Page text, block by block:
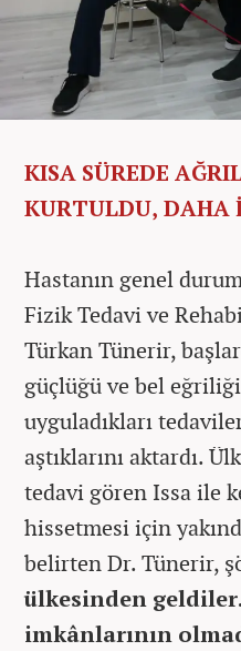
KISA SÜREDE
KURTULDU, DAHA
Hastanın genel
Fizik Tedavi ve
Türkan Tünerir,
güçlüğü ve bel
uyguladıkları
aştıklarını aktardı.
tedavi gören Issa ile
hissetmesi için
belirten Dr. Tünerir,
ülkesinden
imkânlarının